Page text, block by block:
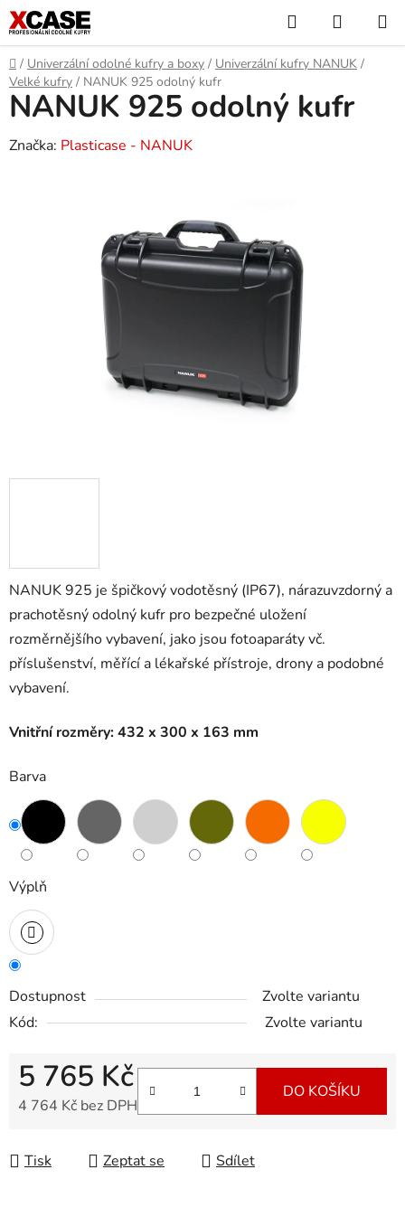
Přejít
na
obsah
Hledat
KOŠÍK
Domů
/ Univerzální odolné kufry a boxy / Univerzální kufry NANUK /
Velké kufry / NANUK 925 odolný kufr
NANUK 925 je špičkový vodotěsný (IP67), nárazuvzdorný a
prachotěsný odolný kufr pro bezpečné uložení
rozměrnějšího vybavení, jako jsou fotoaparáty vč.
příslušenství, měřící a lékařské přístroje, drony a podobné
vybavení.
Vnitřní rozměry: 432 x 300 x 163 mm
Barva
Výplň
Dostupnost
Zvolte variantu
Kód:
Zvolte variantu
5 765 Kč
4 764 Kč bez DPH
DO KOŠÍKU
Tisk Zeptat se Sdílet
NANUK 925 odolný kufr
Značka: Plasticase - NANUK